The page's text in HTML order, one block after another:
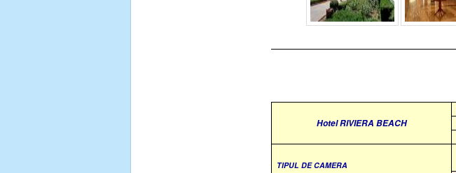
Hotel RIVIERA BEACH
TIPUL DE CAMERA